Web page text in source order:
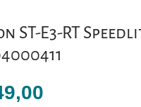
ST-E3-RT